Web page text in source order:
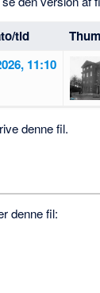
tid
11:10
denne fil.
denne fil: